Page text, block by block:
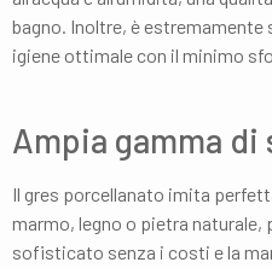
bagno. Inoltre, è estremamente
igiene ottimale con il minimo
Ampia gamma
Il gres porcellanato imita
marmo, legno o pietra
sofisticato senza i costi e la